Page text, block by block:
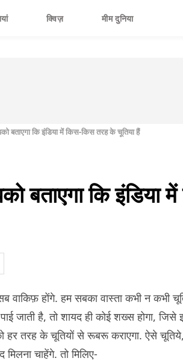
क्विज़ मीम दुनिया
बताएगा कि इंडिया में किस-किस तरह के चूतिया हैं
बताएगा कि
वाकिफ़ होंगे. हम सबका वास्ता कभी न कभी
जाती है, तो शायद ही कोई शख्स होगा, जिसे
हर तरह के चूतियों से रूबरू कराएगा. ऐसे
चाहेंगे. तो मिलिए-